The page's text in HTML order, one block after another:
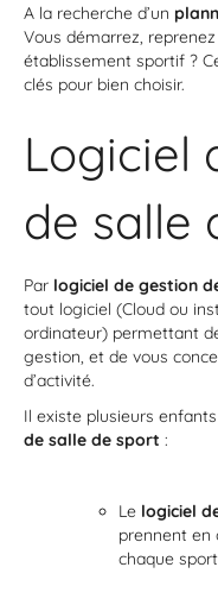
A la recherche d’un
Vous démarrez,
établissement sportif ?
clés pour bien choisir.
Logiciel
de salle
Par logiciel de gestion
tout logiciel (Cloud ou
ordinateur) permettant
gestion, et de vous
d’activité.
Il existe plusieurs
de salle de sport :
Le logiciel
prennent en
chaque sport